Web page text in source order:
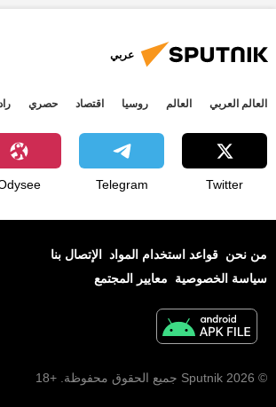
عربي
العالم العربي العالم روسيا اقتصاد حصري
Twitter
Telegram
من نحن قواعد استخدام المواد
الإتصال بنا
سياسة الخصوصية
معايير المجتمع
© 2026 Sputnik جميع الحقوق محفوظة. +18